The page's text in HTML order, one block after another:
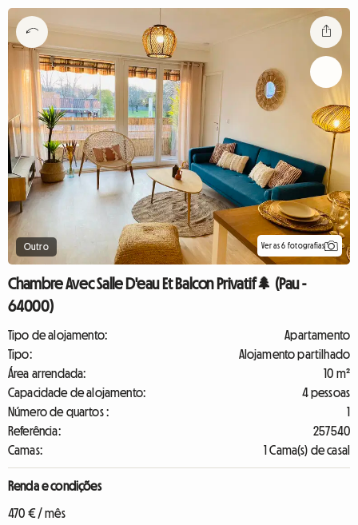
Outro Ver as 6 fotografias
Chambre Avec Salle D'eau Et Balcon Privatif🌲 (Pau -
64000)
Tipo de alojamento:
Apartamento
Tipo:
Alojamento partilhado
Área arrendada:
10 m²
Capacidade de alojamento:
4 pessoas
Número de quartos :
1
Referência:
257540
Camas:
1 Cama(s) de casal
Renda e condições
470 € / mês